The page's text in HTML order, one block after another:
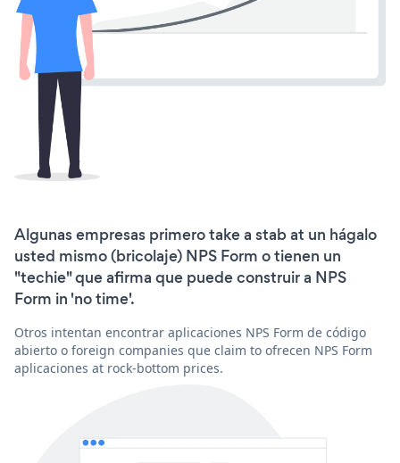
Algunas empresas primero take a stab at un hágalo
usted mismo (bricolaje) NPS Form o tienen un
"techie" que afirma que puede construir a NPS
Form in 'no time'.
Otros intentan encontrar aplicaciones NPS Form de código
abierto o foreign companies que claim to ofrecen NPS Form
aplicaciones at rock-bottom prices.